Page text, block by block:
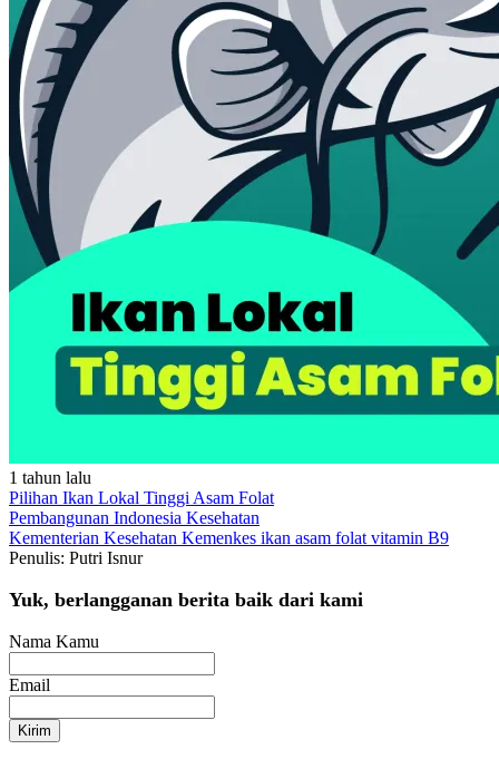
1 tahun lalu
Pilihan Ikan Lokal Tinggi Asam Folat
Pembangunan Indonesia Kesehatan
Kementerian Kesehatan Kemenkes ikan asam folat vitamin B9
Penulis: Putri Isnur
Yuk, berlangganan berita baik dari kami
Nama Kamu
Email
Kirim